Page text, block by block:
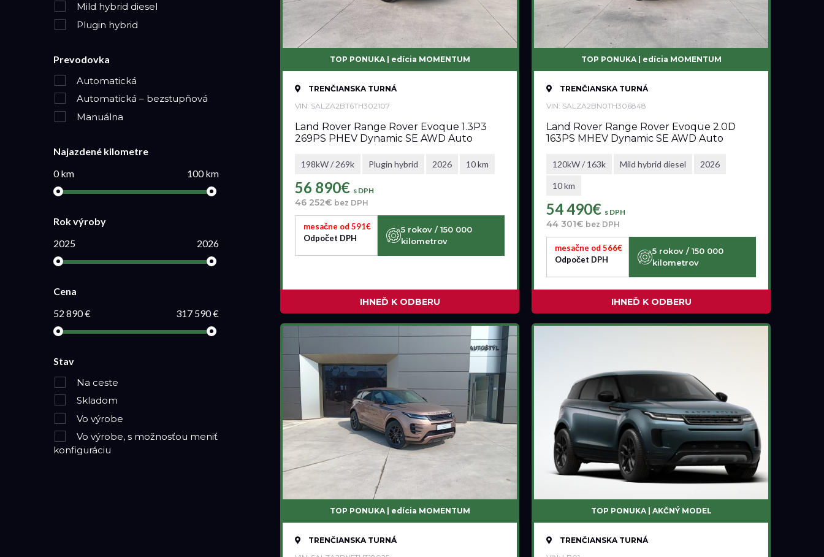
Mild hybrid diesel
Plugin hybrid
Prevodovka
Automatická
Automatická – bezstupňová
Manuálna
Najazdené kilometre
0 km
100 km
Rok výroby
2025
2026
Cena
52 890 €
317 590 €
Stav
Na ceste
Skladom
Vo výrobe
Vo výrobe, s možnosťou meniť
konfiguráciu
TOP PONUKA | edícia MOMENTUM
TRENČIANSKA TURNÁ
VIN: SALZA2BT6TH302107
Land Rover Range Rover Evoque 1.3P3
269PS PHEV Dynamic SE AWD Auto
198kW / 269k Plugin hybrid 2026 10 km
56 890€ s DPH
46 252€ bez DPH
mesačne od 591€
Odpočet DPH
5 rokov / 150 000
kilometrov
IHNEĎ K ODBERU
TOP PONUKA | edícia MOMENTUM
TRENČIANSKA TURNÁ
VIN: SALZA2BN0TH306848
Land Rover Range Rover Evoque 2.0D
163PS MHEV Dynamic SE AWD Auto
120kW / 163k Mild hybrid diesel 2026
10 km
54 490€ s DPH
44 301€ bez DPH
mesačne od 566€
Odpočet DPH
5 rokov / 150 000
kilometrov
IHNEĎ K ODBERU
TOP PONUKA | edícia MOMENTUM
TRENČIANSKA TURNÁ
TOP PONUKA | AKČNÝ MODEL
TRENČIANSKA TURNÁ